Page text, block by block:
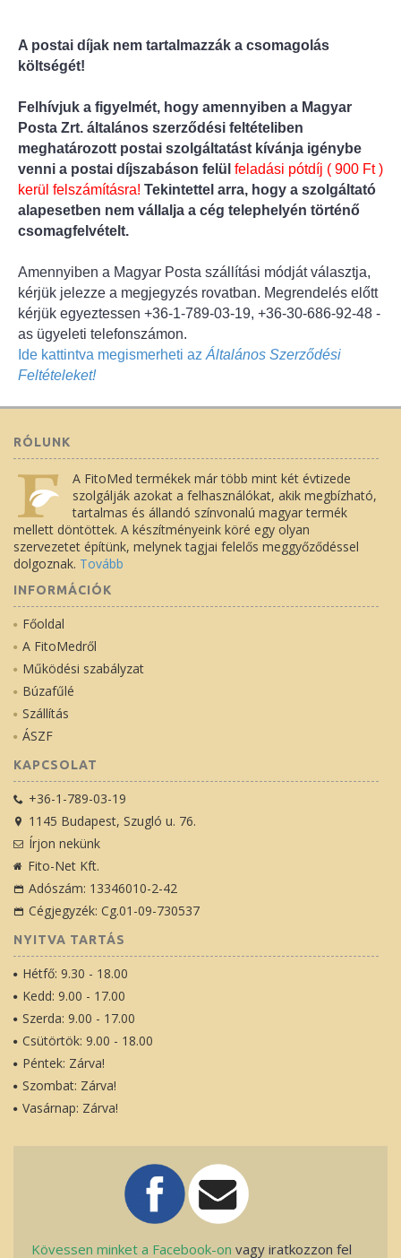
A postai díjak nem tartalmazzák a csomagolás
költségét!
Felhívjuk a figyelmét, hogy amennyiben a Magyar
Posta Zrt. általános szerződési feltételiben
meghatározott postai szolgáltatást kívánja igénybe
venni a postai díjszabáson felül feladási pótdíj ( 900 Ft )
kerül felszámításra! Tekintettel arra, hogy a szolgáltató
alapesetben nem vállalja a cég telephelyén történő
csomagfelvételt.
Amennyiben a Magyar Posta szállítási módját választja,
kérjük jelezze a megjegyzés rovatban. Megrendelés előtt
kérjük egyeztessen +36-1-789-03-19, +36-30-686-92-48 -
as ügyeleti telefonszámon.
Ide kattintva megismerheti az Általános Szerződési
Feltételeket!
RÓLUNK
A FitoMed termékek már több mint két évtizede
szolgálják azokat a felhasználókat, akik megbízható,
tartalmas és állandó színvonalú magyar termék
mellett döntöttek. A készítményeink köré egy olyan
szervezetet építünk, melynek tagjai felelős meggyőződéssel
dolgoznak. Tovább
INFORMÁCIÓK
Főoldal
A FitoMedről
Működési szabályzat
Búzafűlé
Szállítás
ÁSZF
KAPCSOLAT
+36-1-789-03-19
1145 Budapest, Szugló u. 76.
Írjon nekünk
Fito-Net Kft.
Adószám: 13346010-2-42
Cégjegyzék: Cg.01-09-730537
NYITVA TARTÁS
Hétfő: 9.30 - 18.00
Kedd: 9.00 - 17.00
Szerda: 9.00 - 17.00
Csütörtök: 9.00 - 18.00
Péntek: Zárva!
Szombat: Zárva!
Vasárnap: Zárva!
Kövessen minket a Facebook-on vagy iratkozzon fel